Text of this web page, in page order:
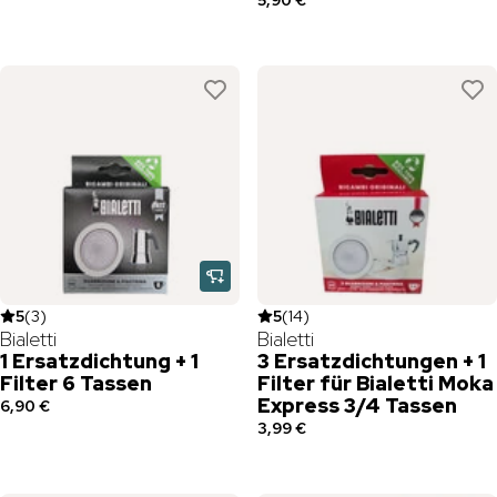
5(3)
Bialetti
1 Ersatzdichtung + 1
Filter 6 Tassen
6,90 €
5(14)
Bialetti
3 Ersatzdichtungen + 1
Filter für Bialetti Moka
Express 3/4 Tassen
3,99 €